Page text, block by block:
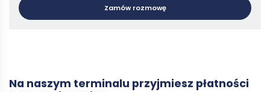
Zamów rozmowę
Na naszym terminalu przyjmiesz płatności